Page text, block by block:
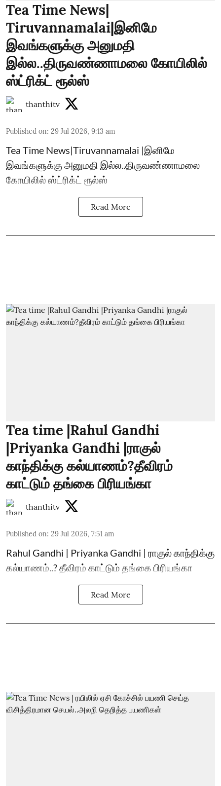
Tea Time News|
Tiruvannamalai|இனிமே
இவங்களுக்கு அனுமதி
இல்ல..திருவண்ணாமலை கோயிலில்
ஸ்ட்ரிக்ட் ரூல்ஸ்
thanthitv
Published on: 29 Jul 2026, 9:13 am
Tea Time News|Tiruvannamalai |இனிமே
இவங்களுக்கு அனுமதி இல்ல..திருவண்ணாமலை
கோயிலில் ஸ்ட்ரிக்ட் ரூல்ஸ்
Read More
Tea time |Rahul Gandhi
|Priyanka Gandhi |ராகுல்
காந்திக்கு கல்யாணம்?தீவிரம்
காட்டும் தங்கை பிரியங்கா
thanthitv
Published on: 29 Jul 2026, 7:51 am
Rahul Gandhi | Priyanka Gandhi | ராகுல் காந்திக்கு
கல்யாணம்..? தீவிரம் காட்டும் தங்கை பிரியங்கா
Read More